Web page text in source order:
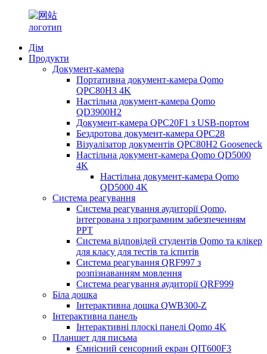
Дім
Продукти
Документ-камера
Портативна документ-камера Qomo
QPC80H3 4K
Настільна документ-камера Qomo
QD3900H2
Документ-камера QPC20F1 з USB-портом
Бездротова документ-камера QPC28
Візуалізатор документів QPC80H2 Gooseneck
Настільна документ-камера Qomo QD5000
4K
Настільна документ-камера Qomo
QD5000 4K
Система реагування
Система реагування аудиторії Qomo,
інтегрована з програмним забезпеченням
PPT
Система відповідей студентів Qomo та клікер
для класу для тестів та іспитів
Система реагування QRF997 з
розпізнаванням мовлення
Система реагування аудиторії QRF999
Біла дошка
Інтерактивна дошка QWB300-Z
Інтерактивна панель
Інтерактивні плоскі панелі Qomo 4K
Планшет для письма
Ємнісний сенсорний екран QIT600F3